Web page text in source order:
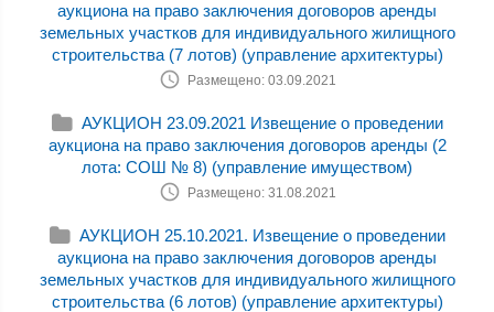
аукциона на право заключения договоров аренды
земельных участков для индивидуального жилищного
строительства (7 лотов) (управление архитектуры)
Размещено: 03.09.2021
АУКЦИОН 23.09.2021 Извещение о проведении
аукциона на право заключения договоров аренды (2
лота: СОШ № 8) (управление имуществом)
Размещено: 31.08.2021
АУКЦИОН 25.10.2021. Извещение о проведении
аукциона на право заключения договоров аренды
земельных участков для индивидуального жилищного
строительства (6 лотов) (управление архитектуры)